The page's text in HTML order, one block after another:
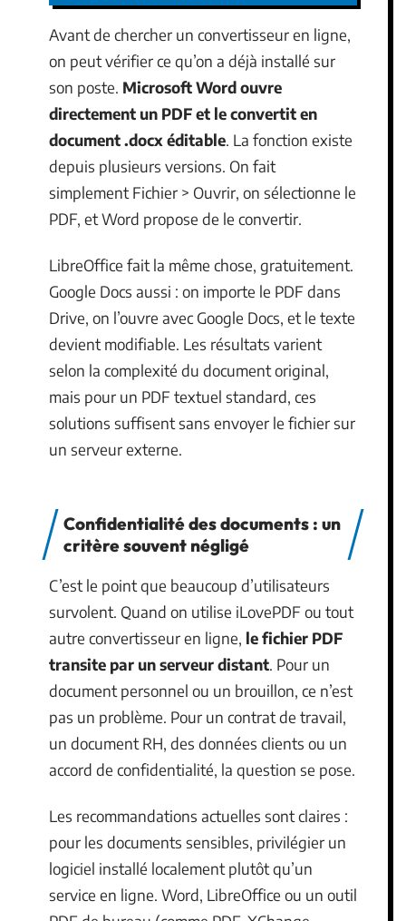
Avant de chercher un convertisseur en ligne,
on peut vérifier ce qu’on a déjà installé sur
son poste. Microsoft Word ouvre
directement un PDF et le convertit en
document .docx éditable. La fonction existe
depuis plusieurs versions. On fait
simplement Fichier > Ouvrir, on sélectionne le
PDF, et Word propose de le convertir.
LibreOffice fait la même chose, gratuitement.
Google Docs aussi : on importe le PDF dans
Drive, on l’ouvre avec Google Docs, et le texte
devient modifiable. Les résultats varient
selon la complexité du document original,
mais pour un PDF textuel standard, ces
solutions suffisent sans envoyer le fichier sur
un serveur externe.
Confidentialité des documents : un
critère souvent négligé
C’est le point que beaucoup d’utilisateurs
survolent. Quand on utilise iLovePDF ou tout
autre convertisseur en ligne, le fichier PDF
transite par un serveur distant. Pour un
document personnel ou un brouillon, ce n’est
pas un problème. Pour un contrat de travail,
un document RH, des données clients ou un
accord de confidentialité, la question se pose.
Les recommandations actuelles sont claires :
pour les documents sensibles, privilégier un
logiciel installé localement plutôt qu’un
service en ligne. Word, LibreOffice ou un outil